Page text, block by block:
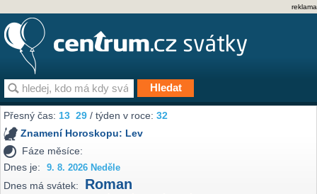
reklama
Přesný čas:13 29 / týden v roce:32
Znamení Horoskopu: Lev
Fáze měsíce:
Dnes je:
9. 8. 2026 Neděle
Dnes má svátek: Roman